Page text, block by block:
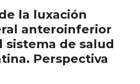
la luxación
anteroinferior
sistema de salud
Perspectiva